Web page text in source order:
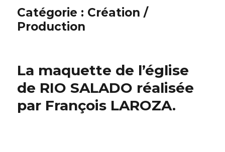
Catégorie : Création /
Production
La maquette de l’église
de RIO SALADO réalisée
par François LAROZA.